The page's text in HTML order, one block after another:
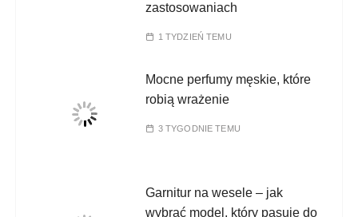
zastosowaniach
1 TYDZIEŃ TEMU
Mocne perfumy męskie, które
robią wrażenie
3 TYGODNIE TEMU
Garnitur na wesele – jak
wybrać model, który pasuje do